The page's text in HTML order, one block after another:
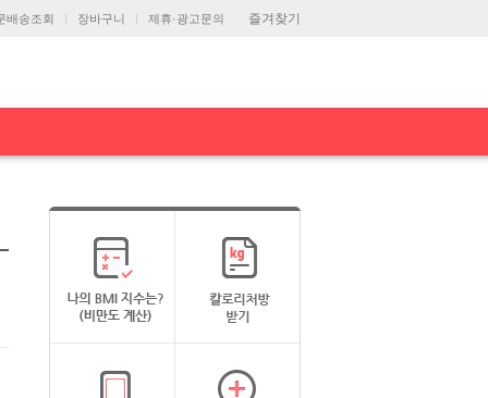
즐겨찾기
배송조회 장바구니 제휴·광고문의